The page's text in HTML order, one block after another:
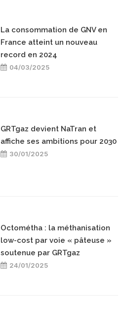
La consommation de GNV en
France atteint un nouveau
record en 2024
04/03/2025
GRTgaz devient NaTran et
affiche ses ambitions pour 2030
30/01/2025
Octométha : la méthanisation
low-cost par voie « pâteuse »
soutenue par GRTgaz
24/01/2025